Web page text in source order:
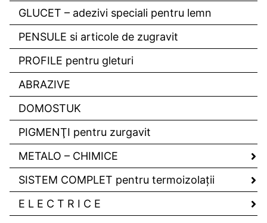
GLUCET – adezivi speciali pentru lemn
PENSULE si articole de zugravit
PROFILE pentru gleturi
ABRAZIVE
DOMOSTUK
PIGMENŢI pentru zurgavit
METALO – CHIMICE
SISTEM COMPLET pentru termoizolaţii
E L E C T R I C E